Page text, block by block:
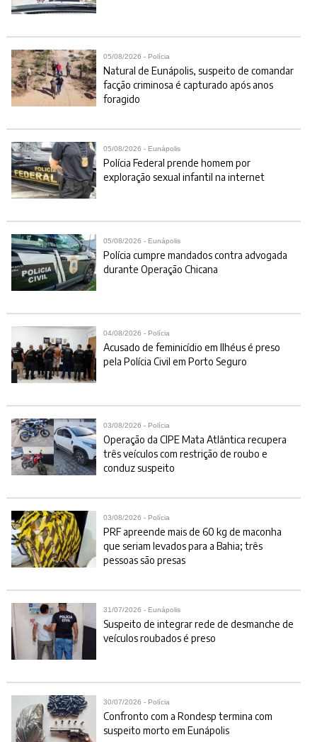
05/08/2026 - Polícia
Natural de Eunápolis, suspeito de comandar
facção criminosa é capturado após anos
foragido
05/08/2026 - Eunápolis
Polícia Federal prende homem por
exploração sexual infantil na internet
05/08/2026 - Eunápolis
Polícia cumpre mandados contra advogada
durante Operação Chicana
04/08/2026 - Polícia
Acusado de feminicídio em Ilhéus é preso
pela Polícia Civil em Porto Seguro
03/08/2026 - Polícia
Operação da CIPE Mata Atlântica recupera
três veículos com restrição de roubo e
conduz suspeito
03/08/2026 - Polícia
PRF apreende mais de 60 kg de maconha
que seriam levados para a Bahia; três
pessoas são presas
31/07/2026 - Eunápolis
Suspeito de integrar rede de desmanche de
veículos roubados é preso
30/07/2026 - Polícia
Confronto com a Rondesp termina com
suspeito morto em Eunápolis